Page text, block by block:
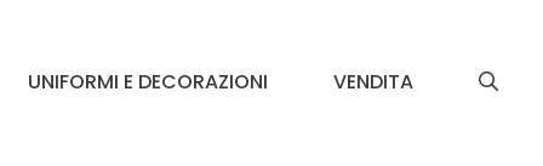
UNIFORMI E DECORAZIONI VENDITA